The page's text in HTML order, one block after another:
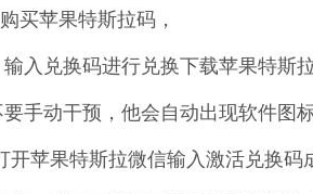
买苹果特斯拉码，
入兑换码进行兑换下载苹果特斯
要手动干预，他会自动出现软件图
苹果特斯拉微信输入激活兑换码